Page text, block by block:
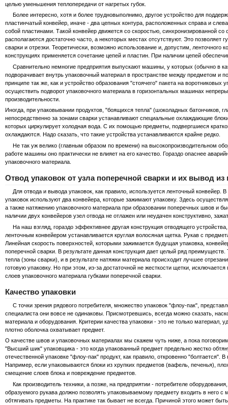
целью уменьшения теплопередачи от нагретых губок.
Более интересно, хотя и более трудновыполнимо, другое устройство для
пластинчатый конвейер, иначе - два цепных контура, расположенных справа и
собой пластинами. Такой конвейер движется со скоростью, синхронизированной
располагаются достаточно часто, а некоторых местах отсутствуют. Это позволяет
сварки и отрезки. Теоретически, возможно использование и, допустим,
конструкциях применяется сочетание цепей и пластин. При наличии цепей
Сравнительно немногие предприятия выпускают машины, у которых (обычно в
подворачивает внутрь упаковочный материал в пространстве между предметом и
принципе так же, как и устройство образования "стоячего" пакета на
осуществить подворот упаковочного материала в горизонтальных машинах
производительности.
Иногда, при упаковывании продуктов, "боящихся тепла" (шоколадных батончиков,
непосредственно за зонами сварки устанавливают специальные охлаждающие
которых циркулирует холодная вода. С их помощью предметы, подвергшиеся
охлаждаются. Надо сказать, что такие устройства устанавливаются крайне редко.
Не так уж велико (главным образом по времени) на высокопроизводительном
работе машины оно практически не влияет на его качество. Гораздо опаснее
упаковочного материала.
Отвод упаковок от узла поперечной сварки и их вывод
Для отвода и вывода упаковок, как правило, используется ленточный конвейер.
упаковок используют два конвейера, которые зажимают упаковку. Здесь
а также натяжению упаковочного материала при образовании поперечных швов и
наличии двух конвейеров узел отвода не отлажен или неудачен конструктивно,
На наш взгляд, гораздо эффективнее другая конструкция отводящего
ленточным конвейером устанавливается круглая волосяная щетка. Рукав с
Линейная скорость поверхностей, которыми зажимается будущая упаковка,
поперечной сварки. В результате данная конструкция дает целый ряд
тепла (зоны сварки), и в результате натяжки материала происходит лучшее
готовую упаковку. Но при этом, из-за достаточной не жесткости щетки,
слоев упаковочного материала губками поперечной сварки.
Качество упаковки
С точки зрения рядового потребителя, множество упаковок "флоу-пак",
специалиста они вовсе не одинаковы. Присмотревшись, всегда можно сказать,
материала и оборудования. Критерии качества упаковки - это не только
плотно оболочка охватывает предмет.
О качестве швов и упаковочных материалах мы скажем чуть ниже, а пока
"Высший шик" упаковщика - это когда упакованный предмет предельно жестко
отечественной упаковке "флоу-пак" продукт, как правило, откровенно "болтается".
Например, если упаковываются блоки из хрупких предметов (вафель, печенья),
смещение слоев блока и повреждение предметов.
Как производитель техники, а позже, на предприятии - потребителе
образуемого рукава должно позволять упаковываемому предмету входить в
обтягивать предметы. На практике так бывает не всегда. Причиной этого может